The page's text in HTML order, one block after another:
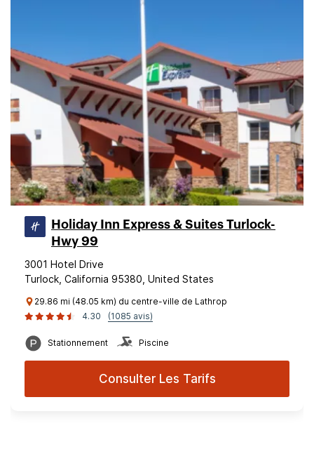
Holiday Inn Express & Suites Turlock-
Hwy 99
3001 Hotel Drive
Turlock, California 95380, United States
29.86 mi (48.05 km) du centre-ville de Lathrop
4.30
(1085 avis)
Stationnement Piscine
Consulter Les Tarifs